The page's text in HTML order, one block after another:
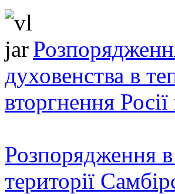
духовенства в
вторгнення
Розпорядження в
території